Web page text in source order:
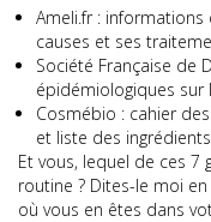
Ameli.fr : informations
causes et ses
Société Française de
épidémiologiques sur
Cosmébio : cahier
et liste des ingrédients
Et vous, lequel de ces 7
routine ? Dites-le moi
où vous en êtes dans